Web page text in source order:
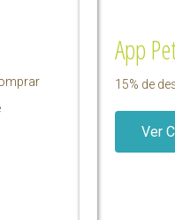
App
15% de
Ver